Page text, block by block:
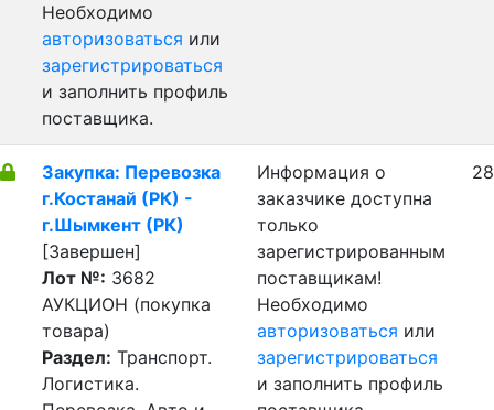
Необходимо
авторизоваться или
зарегистрироваться
и заполнить профиль
поставщика.
Закупка: Перевозка
г.Костанай (РК) -
г.Шымкент (РК)
[Завершен]
Лот №: 3682
АУКЦИОН (покупка
товара)
Раздел: Транспорт.
Логистика.
Информация о
заказчике доступна
только
зарегистрированным
поставщикам!
Необходимо
авторизоваться или
зарегистрироваться
и заполнить профиль